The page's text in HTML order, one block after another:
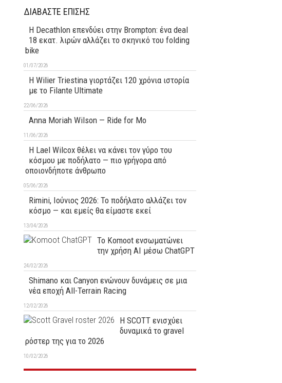
ΔΙΑΒΑΣΤΕ ΕΠΙΣΗΣ
Η Decathlon επενδύει στην Brompton: ένα deal
18 εκατ. λιρών αλλάζει το σκηνικό του folding
bike
01/07/2026
H Wilier Triestina γιορτάζει 120 χρόνια ιστορία
με το Filante Ultimate
22/06/2026
Anna Moriah Wilson — Ride for Mo
11/06/2026
Η Lael Wilcox θέλει να κάνει τον γύρο του
κόσμου με ποδήλατο — πιο γρήγορα από
οποιονδήποτε άνθρωπο
05/06/2026
Rimini, Ιούνιος 2026: Το ποδήλατο αλλάζει τον
κόσμο — και εμείς θα είμαστε εκεί
13/04/2026
Το Komoot ενσωματώνει
την χρήση AI μέσω ChatGPT
24/02/2026
Shimano και Canyon ενώνουν δυνάμεις σε μια
νέα εποχή All-Terrain Racing
12/02/2026
Η SCOTT ενισχύει
δυναμικά το gravel
ρόστερ της για το 2026
10/02/2026